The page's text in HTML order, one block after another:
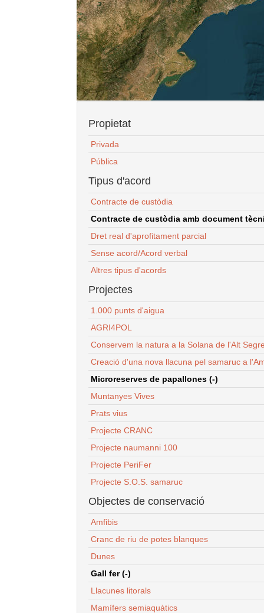
Propietat
Privada
Pública
Tipus d'acord
Contracte de custòdia
Contracte de custòdia amb document
Dret real d'aprofitament parcial
Sense acord/Acord verbal
Altres tipus d'acords
Projectes
1.000 punts d'aigua
AGRI4POL
Conservem la natura a la Solana de l'Alt
Creació d'una nova llacuna pel samaruc a
Microreserves de papallones (-)
Muntanyes Vives
Prats vius
Projecte CRANC
Projecte naumanni 100
Projecte PeriFer
Projecte S.O.S. samaruc
Objectes de conservació
Amfibis
Cranc de riu de potes blanques
Dunes
Gall fer (-)
Llacunes litorals
Mamífers semiaquàtics